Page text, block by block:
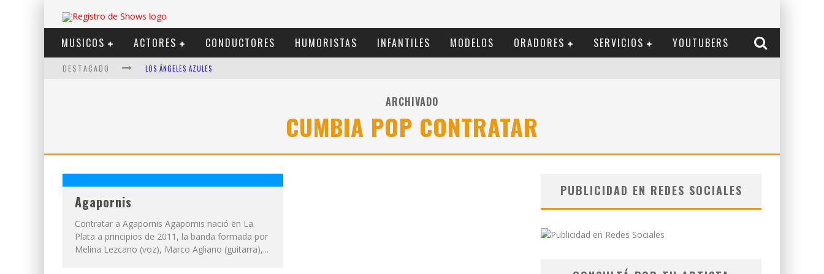
MUSICOS ACTORES CONDUCTORES HUMORISTAS INFANTILES MODELOS ORADORES SERVICIOS YOUTUBERS
DESTACADO LOS ÁNGELES AZULES
DUKI
ARCHIVADO
CUMBIA POP CONTRATAR
Agapornis
Contratar a Agapornis Agapornis nació en La
Plata a principios de 2011, la banda formada por
Melina Lezcano (voz), Marco Agliano (guitarra),...
PUBLICIDAD EN REDES SOCIALES